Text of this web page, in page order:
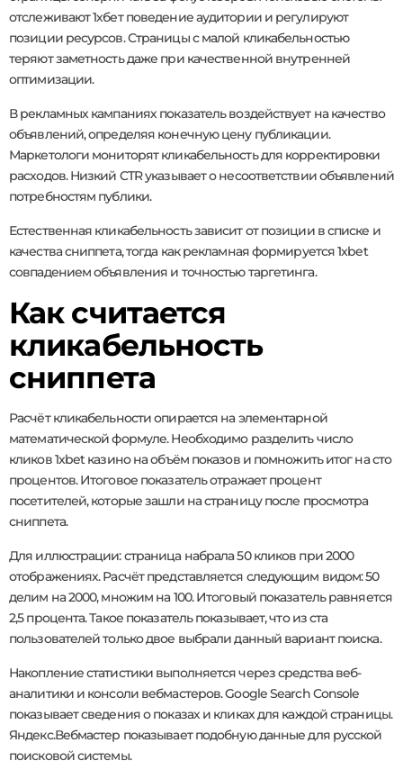
отслеживают 1хбет поведение аудитории и регулируют
позиции ресурсов. Страницы с малой кликабельностью
теряют заметность даже при качественной внутренней
оптимизации.
В рекламных кампаниях показатель воздействует на качество
объявлений, определяя конечную цену публикации.
Маркетологи мониторят кликабельность для корректировки
расходов. Низкий CTR указывает о несоответствии объявлений
потребностям публики.
Естественная кликабельность зависит от позиции в списке и
качества сниппета, тогда как рекламная формируется 1xbet
совпадением объявления и точностью таргетинга.
Как считается
кликабельность
сниппета
Расчёт кликабельности опирается на элементарной
математической формуле. Необходимо разделить число
кликов 1xbet казино на объём показов и помножить итог на сто
процентов. Итоговое показатель отражает процент
посетителей, которые зашли на страницу после просмотра
сниппета.
Для иллюстрации: страница набрала 50 кликов при 2000
отображениях. Расчёт представляется следующим видом: 50
делим на 2000, множим на 100. Итоговый показатель равняется
2,5 процента. Такое показатель показывает, что из ста
пользователей только двое выбрали данный вариант поиска.
Накопление статистики выполняется через средства веб-
аналитики и консоли вебмастеров. Google Search Console
показывает сведения о показах и кликах для каждой страницы.
Яндекс.Вебмастер показывает подобную данные для русской
поисковой системы.